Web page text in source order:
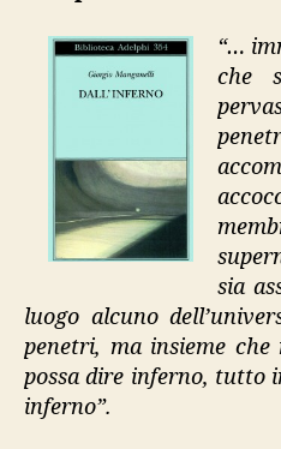
“…
che
sia
luogo alcuno
penetri, ma insieme
possa dire inferno, tutto
inferno”.